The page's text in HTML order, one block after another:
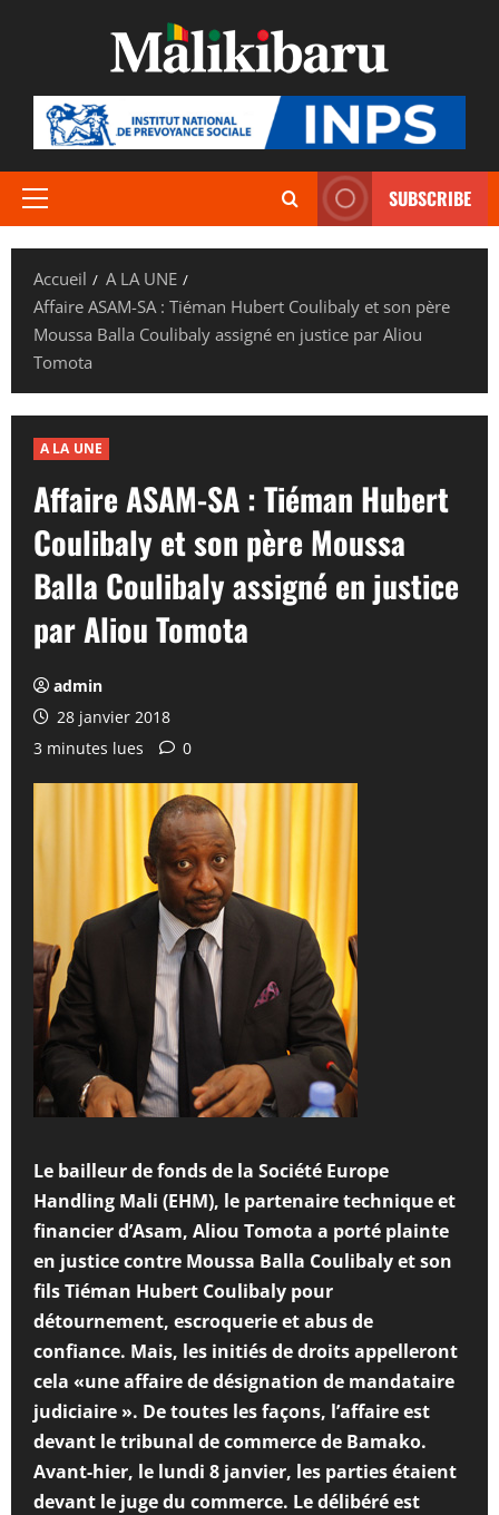
Menu
SUBSCRIBE
Accueil
A LA UNE
Affaire ASAM-SA : Tiéman Hubert Coulibaly et son père
Moussa Balla Coulibaly assigné en justice par Aliou
Tomota
A LA UNE
Affaire ASAM-SA : Tiéman Hubert
Coulibaly et son père Moussa
Balla Coulibaly assigné en justice
par Aliou Tomota
admin
28 janvier 2018
3 minutes lues
0
Le bailleur de fonds de la Société Europe
Handling Mali (EHM), le partenaire technique et
financier d’Asam, Aliou Tomota a porté plainte
en justice contre Moussa Balla Coulibaly et son
fils Tiéman Hubert Coulibaly pour
détournement, escroquerie et abus de
confiance. Mais, les initiés de droits appelleront
cela «une affaire de désignation de mandataire
judiciaire ». De toutes les façons, l’affaire est
devant le tribunal de commerce de Bamako.
Avant-hier, le lundi 8 janvier, les parties étaient
devant le juge du commerce. Le délibéré est